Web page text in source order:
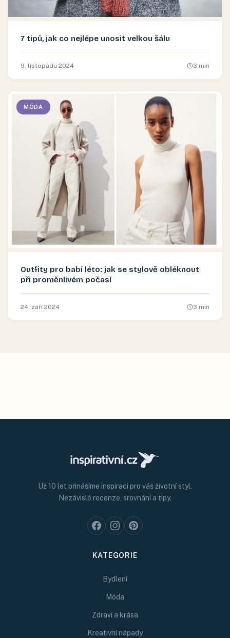
7 tipů, jak co nejlépe unosit velkou šálu
9. listopadu 2024 3 min
MÓDA
Outfity pro babí léto: jak se stylově obléknout
při proměnlivém počasí
24. září 2024 3 min
Už 10 let přinášíme inspiraci pro váš životní styl.
Nezávislé recenze, srovnání a tipy.
KATEGORIE
Bydlení
Móda
Zdraví a krása
Kreativní nápady